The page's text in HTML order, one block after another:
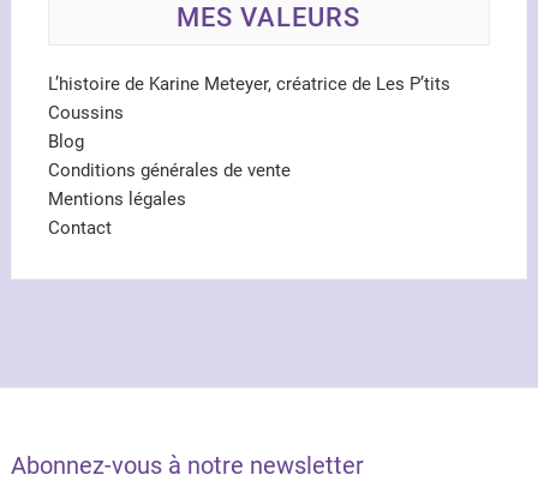
MES VALEURS
L’histoire de Karine Meteyer, créatrice de Les P’tits
Coussins
Blog
Conditions générales de vente
Mentions légales
Contact
Abonnez-vous à notre newsletter